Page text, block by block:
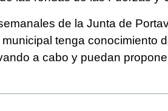
de la Junta de
tenga conocimiento
a cabo y puedan